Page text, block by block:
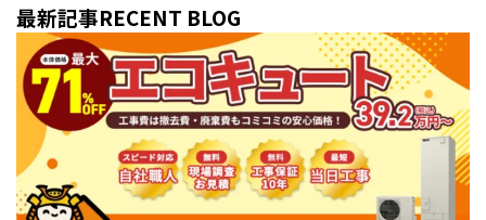
最新記事RECENT BLOG